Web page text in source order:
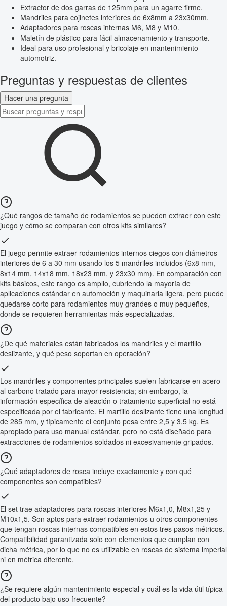
Extractor de dos garras de 125mm para un agarre firme.
Mandriles para cojinetes interiores de 6x8mm a 23x30mm.
Adaptadores para roscas internas M6, M8 y M10.
Maletín de plástico para fácil almacenamiento y transporte.
Ideal para uso profesional y bricolaje en mantenimiento
automotriz.
Preguntas y respuestas de clientes
Hacer una pregunta
¿Qué rangos de tamaño de rodamientos se pueden extraer con este
juego y cómo se comparan con otros kits similares?
El juego permite extraer rodamientos internos ciegos con diámetros
interiores de 6 a 30 mm usando los 5 mandriles incluidos (6x8 mm,
8x14 mm, 14x18 mm, 18x23 mm, y 23x30 mm). En comparación con
kits básicos, este rango es amplio, cubriendo la mayoría de
aplicaciones estándar en automoción y maquinaria ligera, pero puede
quedarse corto para rodamientos muy grandes o muy pequeños,
donde se requieren herramientas más especializadas.
¿De qué materiales están fabricados los mandriles y el martillo
deslizante, y qué peso soportan en operación?
Los mandriles y componentes principales suelen fabricarse en acero
al carbono tratado para mayor resistencia; sin embargo, la
información específica de aleación o tratamiento superficial no está
especificada por el fabricante. El martillo deslizante tiene una longitud
de 285 mm, y típicamente el conjunto pesa entre 2,5 y 3,5 kg. Es
apropiado para uso manual estándar, pero no está diseñado para
extracciones de rodamientos soldados ni excesivamente gripados.
¿Qué adaptadores de rosca incluye exactamente y con qué
componentes son compatibles?
El set trae adaptadores para roscas interiores M6x1,0, M8x1,25 y
M10x1,5. Son aptos para extraer rodamientos u otros componentes
que tengan roscas internas compatibles en estos tres pasos métricos.
Compatibilidad garantizada solo con elementos que cumplan con
dicha métrica, por lo que no es utilizable en roscas de sistema imperial
ni en métrica diferente.
¿Se requiere algún mantenimiento especial y cuál es la vida útil típica
del producto bajo uso frecuente?